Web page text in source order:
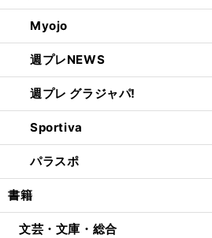
Myojo
週プレNEWS
週プレ グラジャパ!
Sportiva
パラスポ
書籍
文芸・文庫・総合